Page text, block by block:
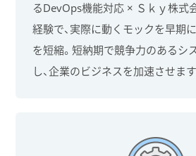
るDevOps機能対応 × Ｓｋｙ株式
経験で、実際に動くモックを早期
を短縮。短納期で競争力のあるシ
し、企業のビジネスを加速させます